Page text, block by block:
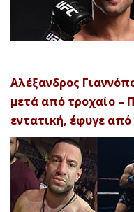
Αλέξανδρος
μετά από τροχαίο –
εντατική, έφυγε